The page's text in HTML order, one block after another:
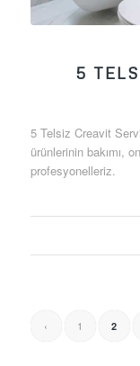
5
5 Telsiz Creavit
ürünlerinin bakımı,
profesyonelleriz.
‹ 1 2